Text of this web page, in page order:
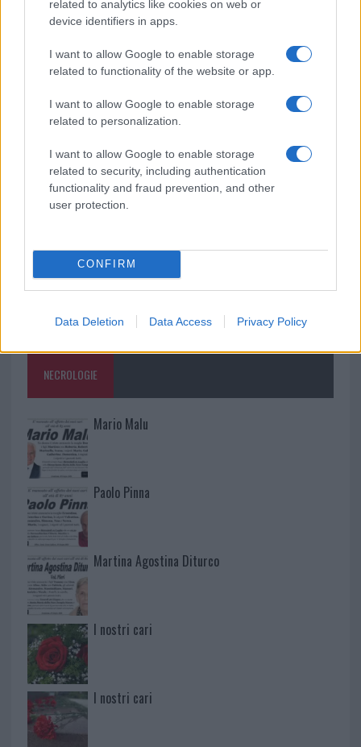
related to analytics like cookies on web or
device identifiers in apps.
I want to allow Google to enable storage
related to functionality of the website or app.
I want to allow Google to enable storage
related to personalization.
I want to allow Google to enable storage
related to security, including authentication
functionality and fraud prevention, and other
user protection.
CONFIRM
Data Deletion Data Access Privacy Policy
Sangue, musica e solidarietà con Avis Olbia al
Meteo Olbia 9 agosto, temperature in calo
Salmo finisce in ospedale a Catania, ma il tour
va avanti: “Sicilia, ci sono”
NECROLOGIE
Mario Malu
Paolo Pinna
Martina Agostina Diturco
I nostri cari
I nostri cari